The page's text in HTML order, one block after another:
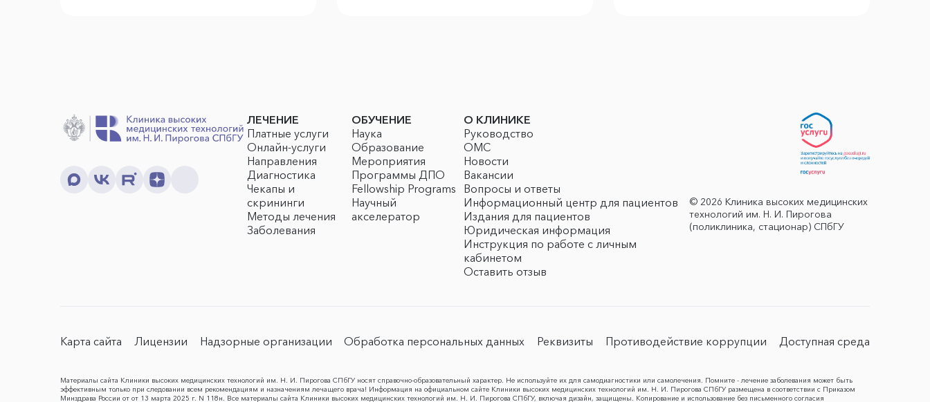
ЛЕЧЕНИЕ
Платные услуги
Онлайн-услуги
Направления
Диагностика
Чекапы и
скрининги
Методы лечения
Заболевания
ОБУЧЕНИЕ
Наука
Образование
Мероприятия
Программы ДПО
Fellowship Programs
Научный
акселератор
О КЛИНИКЕ
Руководство
ОМС
Новости
Вакансии
Вопросы и ответы
Информационный центр для пациентов
Издания для пациентов
Юридическая информация
Инструкция по работе с личным
кабинетом
Оставить отзыв
© 2026 Клиника высоких медицинских
технологий им. Н. И. Пирогова
(поликлиника, стационар) СПбГУ
Карта сайта Лицензии Надзорные организации Обработка персональных данных Реквизиты Противодействие коррупции Доступная среда
Материалы сайта Клиники высоких медицинских технологий им. Н. И. Пирогова СПбГУ носят справочно-образовательный характер. Не используйте их для самодиагностики или самолечения. Помните - лечение заболевания может быть
эффективным только при следовании всем рекомендациям и назначениям лечащего врача! Информация на официальном сайте Клиники высоких медицинских технологий им. Н. И. Пирогова СПбГУ размещена в соответствии с Приказом
Минздрава России от от 13 марта 2025 г. N 118н. Все материалы сайта Клиники высоких медицинских технологий им. Н. И. Пирогова СПбГУ, включая дизайн, защищены. Копирование и использование без письменного согласия